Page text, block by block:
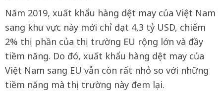
Năm 2019, xuất khẩu hàng dệt may của Việt Nam
sang khu vực này mới chỉ đạt 4,3 tỷ USD, chiếm
2% thị phần của thị trường EU rộng lớn và đầy
tiềm năng. Do đó, xuất khẩu hàng dệt may của
Việt Nam sang EU vẫn còn rất nhỏ so với những
tiềm năng mà thị trường này đem lại.